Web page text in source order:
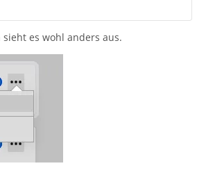
sieht es wohl anders aus.